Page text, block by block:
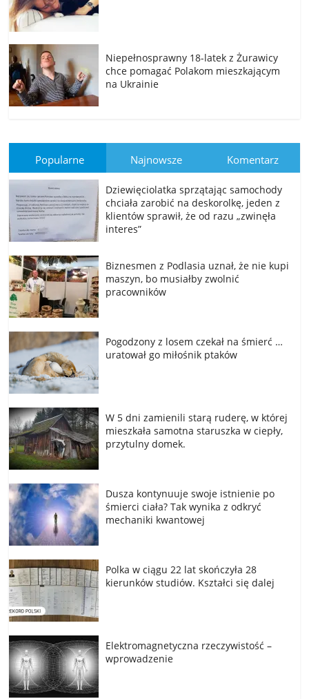
Niepełnosprawny 18-latek z Żurawicy
chce pomagać Polakom mieszkającym
na Ukrainie
Popularne Najnowsze Komentarz
Dziewięciolatka sprzątając samochody
chciała zarobić na deskorolkę, jeden z
klientów sprawił, że od razu „zwinęła
interes”
Biznesmen z Podlasia uznał, że nie kupi
maszyn, bo musiałby zwolnić
pracowników
Pogodzony z losem czekał na śmierć …
uratował go miłośnik ptaków
W 5 dni zamienili starą ruderę, w której
mieszkała samotna staruszka w ciepły,
przytulny domek.
Dusza kontynuuje swoje istnienie po
śmierci ciała? Tak wynika z odkryć
mechaniki kwantowej
Polka w ciągu 22 lat skończyła 28
kierunków studiów. Kształci się dalej
Elektromagnetyczna rzeczywistość –
wprowadzenie